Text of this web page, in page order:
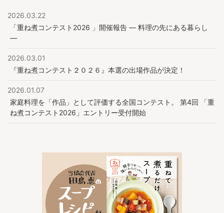
2026.03.22
「重ね煮コンテスト2026 」開催報告 ― 料理の先にある暮らし
―
2026.03.01
『重ね煮コンテスト２０２６』本選の出場作品が決定！
2026.01.07
家庭料理を「作品」として評価する全国コンテスト。 第4回 「重
ね煮コンテスト2026」エントリー受付開始